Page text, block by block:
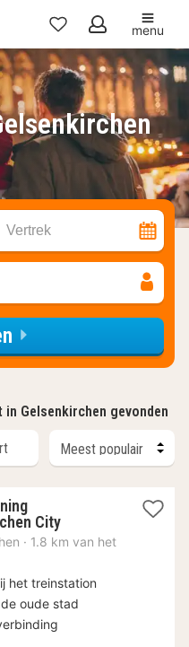
Mijn
favorieten
menu
Vertrek
Gelsenkirchen gevonden
City1
nacht
€
· 1.8 km van het
het treinstation
oude stad